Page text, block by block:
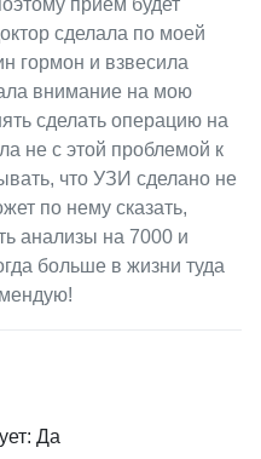
сделала по моей
гормон и взвесила
внимание на мою
сделать операцию на
не с этой проблемой к
что УЗИ сделано не
по нему сказать,
анализы на 7000 и
больше в жизни туда
Да